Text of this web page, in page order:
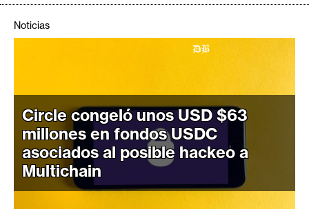
o
i
p
t
o
M
e
Noticias
Circle congeló unos USD $63
millones en fondos USDC
asociados al posible hackeo a
Multichain